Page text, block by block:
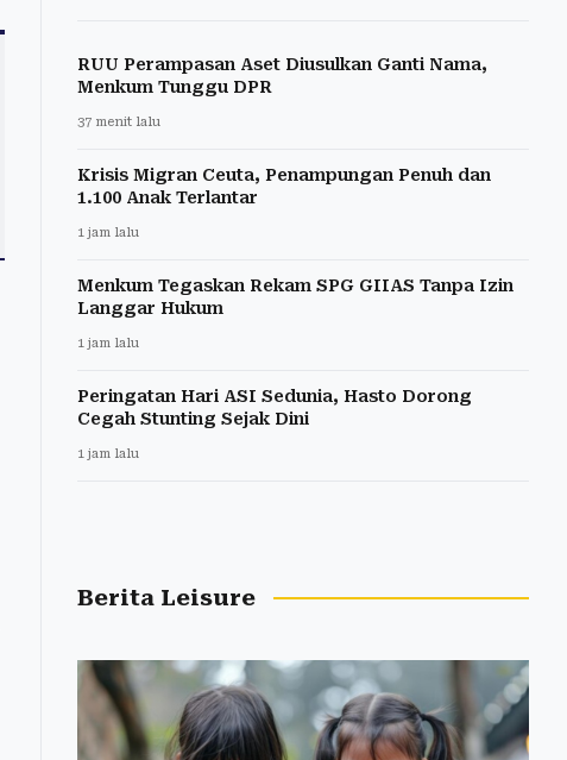
RUU Perampasan Aset Diusulkan Ganti Nama,
Menkum Tunggu DPR
37 menit lalu
Krisis Migran Ceuta, Penampungan Penuh dan
1.100 Anak Terlantar
1 jam lalu
Menkum Tegaskan Rekam SPG GIIAS Tanpa Izin
Langgar Hukum
1 jam lalu
Peringatan Hari ASI Sedunia, Hasto Dorong
Cegah Stunting Sejak Dini
1 jam lalu
Berita Leisure